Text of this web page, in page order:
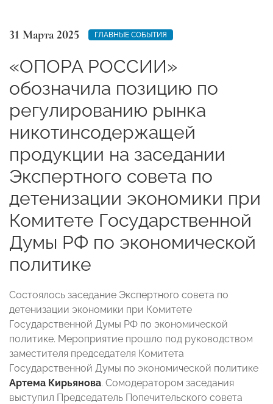
31 Марта 2025 ГЛАВНЫЕ СОБЫТИЯ
«ОПОРА РОССИИ»
обозначила позицию по
регулированию рынка
никотинсодержащей
продукции на заседании
Экспертного совета по
детенизации экономики при
Комитете Государственной
Думы РФ по экономической
политике
Состоялось заседание Экспертного совета по
детенизации экономики при Комитете
Государственной Думы РФ по экономической
политике. Мероприятие прошло под руководством
заместителя председателя Комитета
Государственной Думы по экономической политике
Артема Кирьянова. Сомодератором заседания
выступил Председатель Попечительского совета